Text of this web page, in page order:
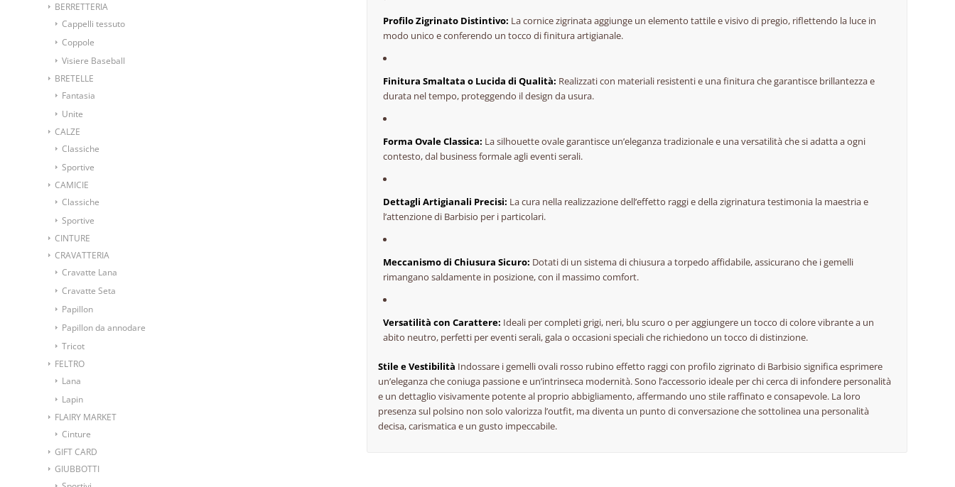
BERRETTERIA
Cappelli tessuto
Coppole
Visiere Baseball
BRETELLE
Fantasia
Unite
CALZE
Classiche
Sportive
CAMICIE
Classiche
Sportive
CINTURE
CRAVATTERIA
Cravatte Lana
Cravatte Seta
Papillon
Papillon da annodare
Tricot
FELTRO
Lana
Lapin
FLAIRY MARKET
Cinture
GIFT CARD
GIUBBOTTI
Profilo Zigrinato Distintivo: La cornice zigrinata aggiunge un elemento tattile e visivo di pregio, riflettendo la luce in
modo unico e conferendo un tocco di finitura artigianale.
Finitura Smaltata o Lucida di Qualità: Realizzati con materiali resistenti e una finitura che garantisce brillantezza e
durata nel tempo, proteggendo il design da usura.
Forma Ovale Classica: La silhouette ovale garantisce un’eleganza tradizionale e una versatilità che si adatta a ogni
contesto, dal business formale agli eventi serali.
Dettagli Artigianali Precisi: La cura nella realizzazione dell’effetto raggi e della zigrinatura testimonia la maestria e
l’attenzione di Barbisio per i particolari.
Meccanismo di Chiusura Sicuro: Dotati di un sistema di chiusura a torpedo affidabile, assicurano che i gemelli
rimangano saldamente in posizione, con il massimo comfort.
Versatilità con Carattere: Ideali per completi grigi, neri, blu scuro o per aggiungere un tocco di colore vibrante a un
abito neutro, perfetti per eventi serali, gala o occasioni speciali che richiedono un tocco di distinzione.
Stile e Vestibilità Indossare i gemelli ovali rosso rubino effetto raggi con profilo zigrinato di Barbisio significa esprimere
un’eleganza che coniuga passione e un’intrinseca modernità. Sono l’accessorio ideale per chi cerca di infondere personalità
e un dettaglio visivamente potente al proprio abbigliamento, affermando uno stile raffinato e consapevole. La loro
presenza sul polsino non solo valorizza l’outfit, ma diventa un punto di conversazione che sottolinea una personalità
decisa, carismatica e un gusto impeccabile.